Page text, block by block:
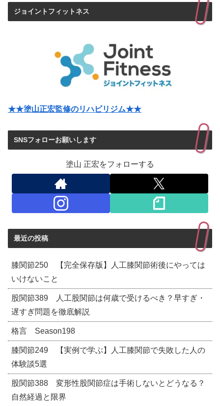
ジョイントフィットネス
★★塗山正宏監修のリハビリジム★★
SNSフォローお願いします
塗山 正宏をフォローする
最近の投稿
膝関節250 【完全保存版】人工膝関節術後にやっては
いけないこと
股関節389 人工股関節は何歳で受けるべき？早すぎ・
遅すぎ問題を徹底解説
格言 Season198
膝関節249 【実例で学ぶ】人工膝関節で失敗した人の
体験談5選
股関節388 変形性股関節症は手術しないとどうなる？
自然経過と限界